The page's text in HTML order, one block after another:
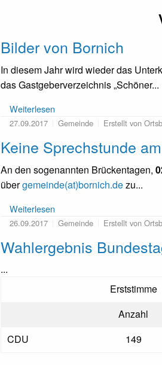
Bilder von Bornich
In diesem Jahr wird wieder das
das Gastgeberverzeichnis „Schöner...
Weiterlesen
27.09.2017 Gemeinde Erstellt von
Keine Sprechstunde
An den sogenannten Brückentagen,
übergemeinde(at)bornich.dezu...
Weiterlesen
26.09.2017 Gemeinde Erstellt von
Wahlergebnis
...
Erststimme
Anzahl
CDU
149